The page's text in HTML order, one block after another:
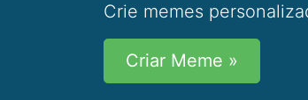
Crie memes
Criar Meme »